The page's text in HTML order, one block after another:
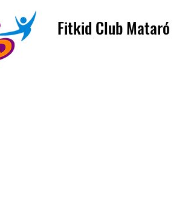
Fitkid Club Mataró